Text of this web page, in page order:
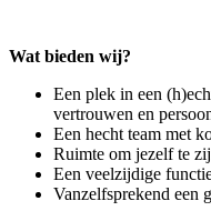
Wat bieden wij?
Een plek in een
vertrouwen en
Een hecht team met
Ruimte om jezelf te
Een veelzijdige
Vanzelfsprekend een